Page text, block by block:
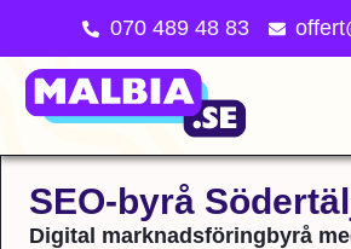
070 489 48 83
SEO-byrå
Digital marknadsföringbyrå